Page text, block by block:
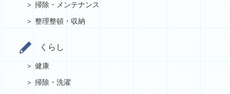
掃除・メンテナンス
整理整頓・収納
くらし
健康
掃除・洗濯